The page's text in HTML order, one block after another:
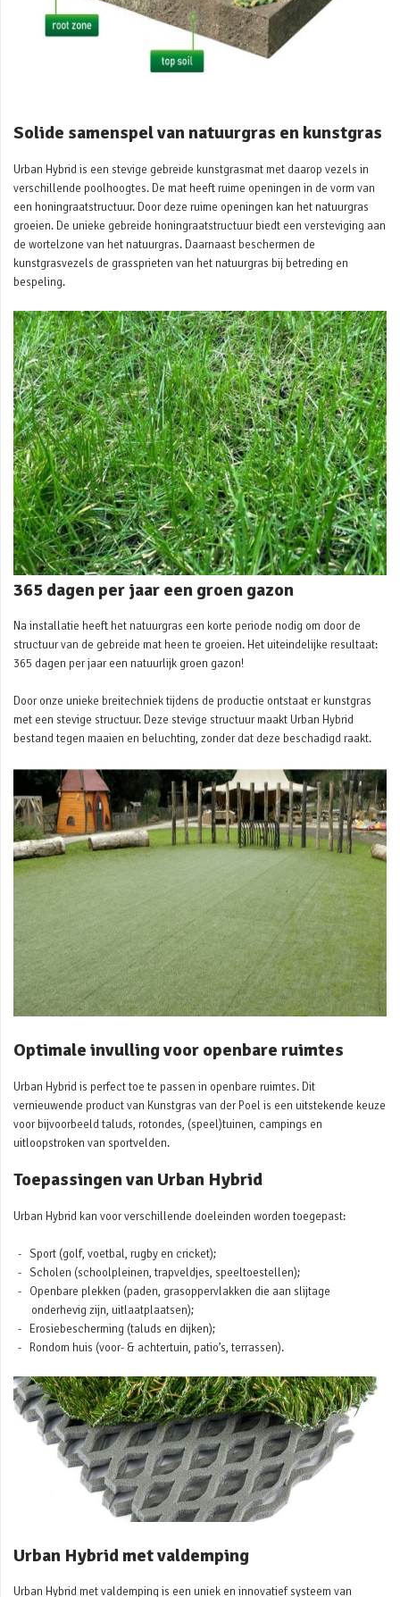
Solide samenspel van natuurgras en kunstgras
Urban Hybrid is een stevige gebreide kunstgrasmat met daarop vezels in
verschillende poolhoogtes. De mat heeft ruime openingen in de vorm van
een honingraatstructuur. Door deze ruime openingen kan het natuurgras
groeien. De unieke gebreide honingraatstructuur biedt een versteviging aan
de wortelzone van het natuurgras. Daarnaast beschermen de
kunstgrasvezels de grassprieten van het natuurgras bij betreding en
bespeling.
365 dagen per jaar een groen gazon
Na installatie heeft het natuurgras een korte periode nodig om door de
structuur van de gebreide mat heen te groeien. Het uiteindelijke resultaat:
365 dagen per jaar een natuurlijk groen gazon!
Door onze unieke breitechniek tijdens de productie ontstaat er kunstgras
met een stevige structuur. Deze stevige structuur maakt Urban Hybrid
bestand tegen maaien en beluchting, zonder dat deze beschadigd raakt.
Optimale invulling voor openbare ruimtes
Urban Hybrid is perfect toe te passen in openbare ruimtes. Dit
vernieuwende product van Kunstgras van der Poel is een uitstekende keuze
voor bijvoorbeeld taluds, rotondes, (speel)tuinen, campings en
uitloopstroken van sportvelden.
Toepassingen van Urban Hybrid
Urban Hybrid kan voor verschillende doeleinden worden toegepast:
Sport (golf, voetbal, rugby en cricket);
Scholen (schoolpleinen, trapveldjes, speeltoestellen);
Openbare plekken (paden, grasoppervlakken die aan slijtage
onderhevig zijn, uitlaatplaatsen);
Erosiebescherming (taluds en dijken);
Rondom huis (voor- & achtertuin, patio’s, terrassen).
Urban Hybrid met valdemping
Urban Hybrid met valdemping is een uniek en innovatief systeem van